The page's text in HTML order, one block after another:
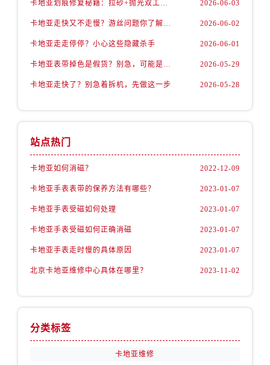
卡地亚划痕修复秘籍：拉砂+抛光双工艺还原如新 2026-06-03
卡地亚走快又不走慢？游丝问题你了解多少？ 2026-06-02
卡地亚走走停停？小心这些隐藏杀手 2026-06-01
卡地亚表带掉色是假货？别急，可能是这些日常习惯惹的祸 2026-05-29
卡地亚走快了？别急着拆机，先做这一步 2026-05-28
站点热门
卡地亚如何消磁？ 2022-12-09
卡地亚手表表带的保养方法有哪些？ 2023-01-07
卡地亚手表受磁如何处理 2023-01-07
卡地亚手表受磁如何正确消磁 2023-01-07
卡地亚手表走时慢的具体原因 2023-01-07
北京卡地亚维修中心具体在哪里？ 2023-11-02
分类标签
卡地亚维修